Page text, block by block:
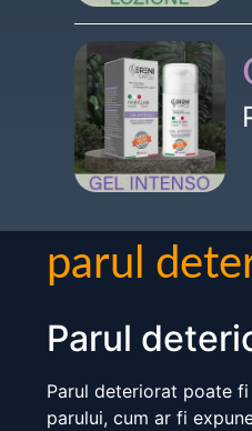
parul
Parul
Parul deteriorat poate
parului, cum ar fi